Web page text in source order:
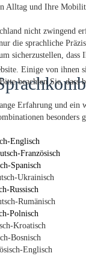
Alltag und Ihre
nicht zwingend
die sprachliche
sicherzustellen,
Erfahrung und ein
besonders
Englisch
Französisch
Spanisch
Ukrainisch
Russisch
Rumänisch
Polnisch
Kroatisch
Bosnisch
Englisch
Einige von ihnen
beachten Sie,